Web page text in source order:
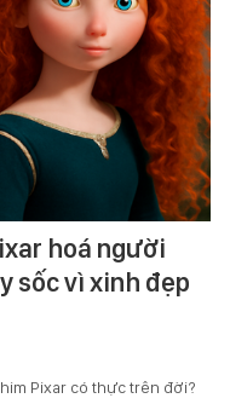
hoá người
sốc vì xinh đẹp
Pixar có thực trên đời?